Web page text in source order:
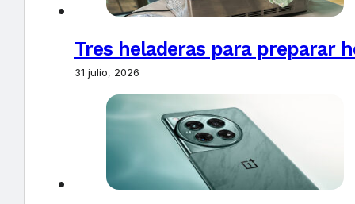
Tres heladeras para preparar
31 julio, 2026